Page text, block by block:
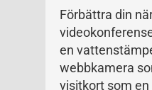
Förbättra din
en
webbkamera
visitkort som